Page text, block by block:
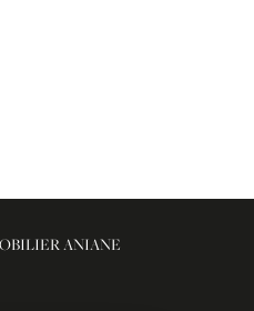
ANIANE